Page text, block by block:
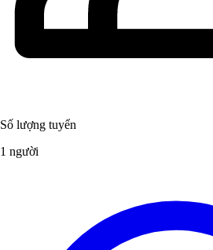
Số lượng tuyển
1 người